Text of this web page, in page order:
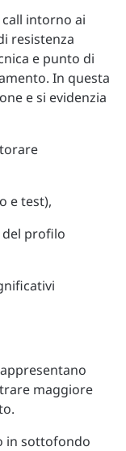
intorno ai
resistenza
e punto di
In questa
e si evidenzia
e test),
del profilo
maggiore
in sottofondo